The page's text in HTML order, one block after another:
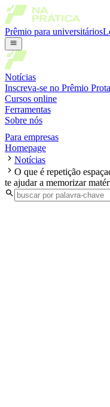
Prêmio para universitários
Notícias
Inscreva-se no Prêmio
Cursos online
Ferramentas
Sobre nós
Para empresas
Homepage
Notícias
O que é repetição
te ajudar a memorizar